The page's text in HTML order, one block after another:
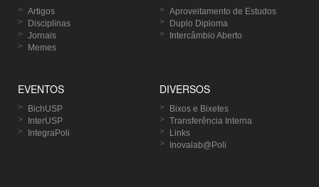
Artigos
Disciplinas
Jornais
Memes
Aproveitamento de Estudos
Duplo Diploma
Intercâmbio Aberto
EVENTOS
BichUSP
InterUSP
IntegraPoli
DIVERSOS
Bixos e Bixetes
Transferência Interna
Links
Inovalab@Poli